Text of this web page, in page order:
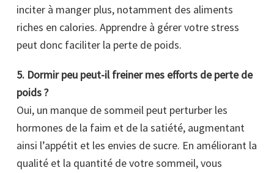
inciter à manger plus, notamment des aliments
riches en calories. Apprendre à gérer votre stress
peut donc faciliter la perte de poids.
5. Dormir peu peut-il freiner mes efforts de perte de
poids ?
Oui, un manque de sommeil peut perturber les
hormones de la faim et de la satiété, augmentant
ainsi l’appétit et les envies de sucre. En améliorant la
qualité et la quantité de votre sommeil, vous